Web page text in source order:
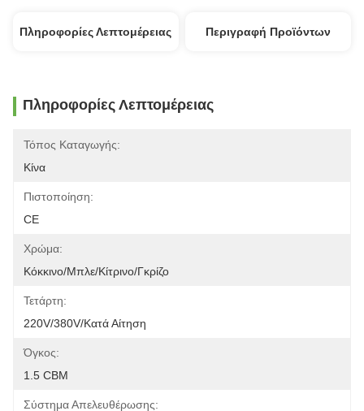
Πληροφορίες Λεπτομέρειας Περιγραφή Προϊόντων
Πληροφορίες Λεπτομέρειας
Τόπος Καταγωγής:
Κίνα
Πιστοποίηση:
CE
Χρώμα:
Κόκκινο/μπλε/κίτρινο/γκρίζο
Τετάρτη:
220V/380V/κατά Αίτηση
Όγκος:
1.5 CBM
Σύστημα Απελευθέρωσης: